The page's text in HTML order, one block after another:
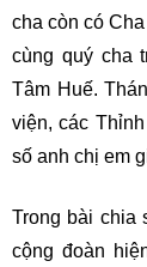
cha còn có
cùng quý cha
Tâm Huế.
viện, các
số anh chị em
Trong bài chia
cộng đoàn